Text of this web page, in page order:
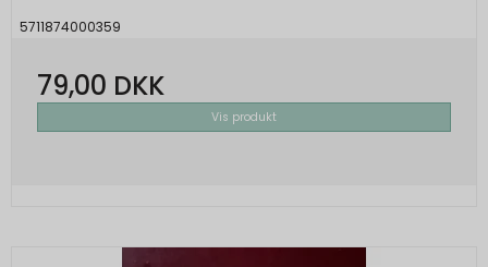
5711874000359
79,00 DKK
Vis produkt